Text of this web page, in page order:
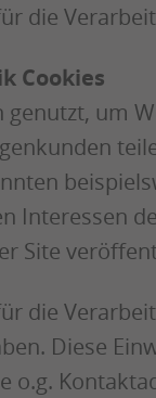
die
Cookies
genutzt, um
Interessen
Site
die
Diese
o.g.